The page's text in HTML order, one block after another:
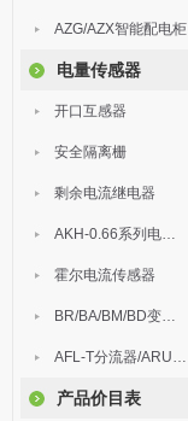
AZG/AZX智能配电柜
电量传感器
开口互感器
安全隔离栅
剩余电流继电器
AKH-0.66系列电流互感器
霍尔电流传感器
BR/BA/BM/BD变送器
AFL-T分流器/ARU浪涌保护器
产品价目表